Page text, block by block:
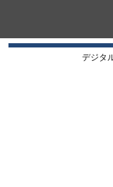
デジタ